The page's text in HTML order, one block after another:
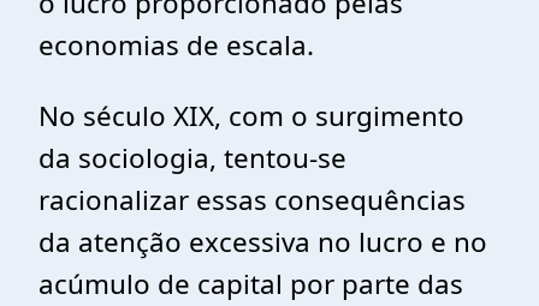
economias de escala.
No século XIX, com o surgimento
da sociologia, tentou-se
racionalizar essas consequências
da atenção excessiva no lucro e no
acúmulo de capital por parte das